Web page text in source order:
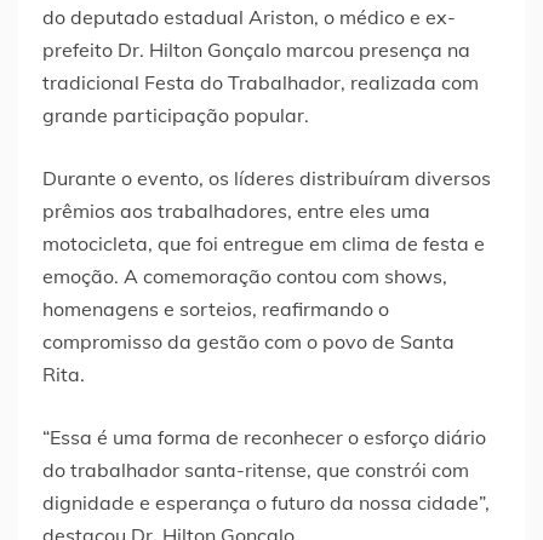
do deputado estadual Ariston, o médico e ex-
prefeito Dr. Hilton Gonçalo marcou presença na
tradicional Festa do Trabalhador, realizada com
grande participação popular.
Durante o evento, os líderes distribuíram diversos
prêmios aos trabalhadores, entre eles uma
motocicleta, que foi entregue em clima de festa e
emoção. A comemoração contou com shows,
homenagens e sorteios, reafirmando o
compromisso da gestão com o povo de Santa
Rita.
“Essa é uma forma de reconhecer o esforço diário
do trabalhador santa-ritense, que constrói com
dignidade e esperança o futuro da nossa cidade”,
destacou Dr. Hilton Gonçalo.